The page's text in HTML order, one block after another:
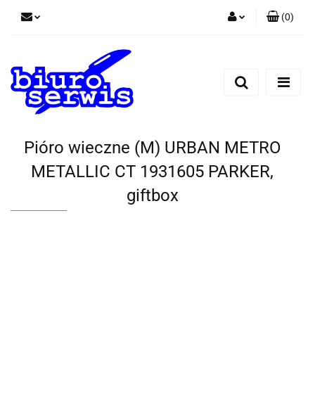
Zarejestruj się
(0)
Pióro wieczne (M) URBAN METRO
METALLIC CT 1931605 PARKER,
giftbox